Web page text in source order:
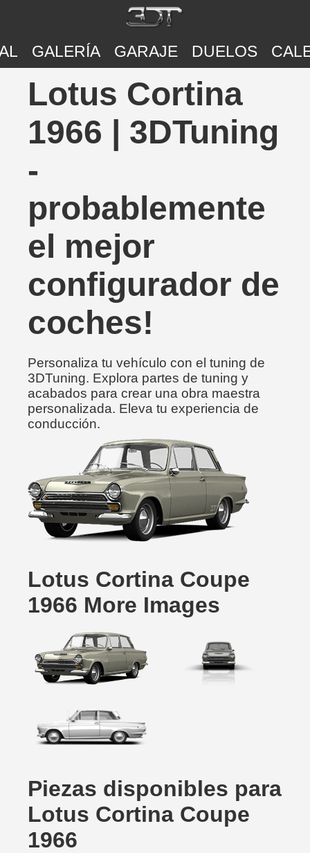
GALERÍA GARAJE DUELOS
Lotus Cortina
1966 | 3DTuning
-
probablemente
el mejor
configurador de
coches!
Personaliza tu vehículo con el tuning de
3DTuning. Explora partes de tuning y
acabados para crear una obra maestra
personalizada. Eleva tu experiencia de
conducción.
Lotus Cortina Coupe
1966 More Images
Piezas disponibles para
Lotus Cortina Coupe
1966